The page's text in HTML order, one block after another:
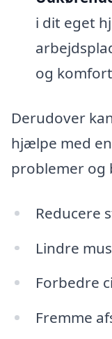
i dit eget
og
Derudover
hjælpe med
problemer og
Reducere
Lindre
Forbedre
Fremme